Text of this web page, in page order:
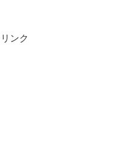
ンク